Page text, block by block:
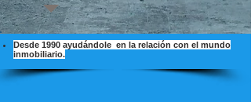
Desde 1990 ayudándole en la relación con el mundo
inmobiliario.